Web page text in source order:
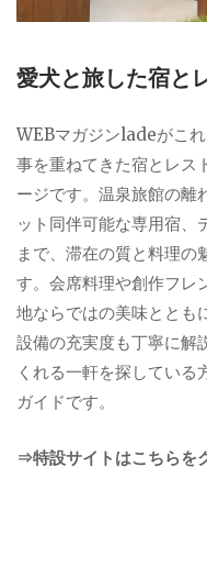
愛犬と旅した宿と
WEBマガジンladeがこ
事を重ねてきた宿とレス
ージです。温泉旅館の離
ット同伴可能な専用宿、
まで、滞在の質と料理の
す。会席料理や創作フレ
地ならではの美味ととも
設備の充実度も丁寧に解
くれる一軒を探している
ガイドです。
⇒特設サイトはこちらを